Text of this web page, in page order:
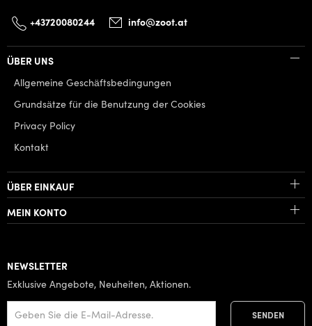
+43720080244 info@zoot.at
ÜBER UNS
Allgemeine Geschäftsbedingungen
Grundsätze für die Benutzung der Cookies
Privacy Policy
Kontakt
ÜBER EINKAUF
MEIN KONTO
NEWSLETTER
Exklusive Angebote, Neuheiten, Aktionen.